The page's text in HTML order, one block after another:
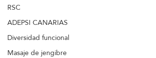
RSC
ADEPSI CANARIAS
Diversidad funcional
Masaje de jengibre